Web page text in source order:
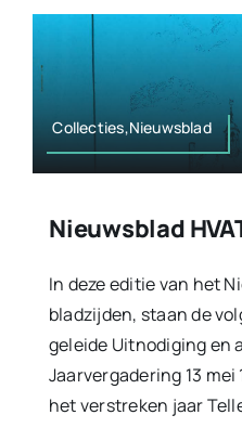
Collecties,Nieuwsblad
Nieuwsblad
In deze editie van het
bladzijden, staan de
geleide Uitnodiging en
Jaarvergadering 13
het verstreken jaar